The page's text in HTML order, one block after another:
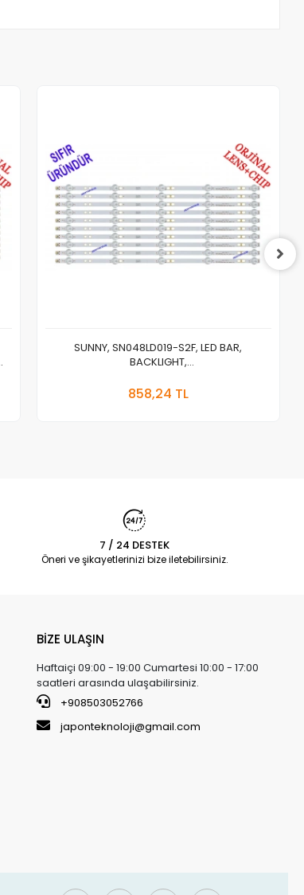
SUNNY, SN048LD019-S2F, LED BAR,
BACKLIGHT,
MS-L1744 V1
858,24 TL
7 / 24 DESTEK
Öneri ve şikayetlerinizi bize iletebilirsiniz.
BİZE ULAŞIN
Haftaiçi 09:00 - 19:00 Cumartesi 10:00 - 17:00
saatleri arasında ulaşabilirsiniz.
+908503052766
japonteknoloji@gmail.com